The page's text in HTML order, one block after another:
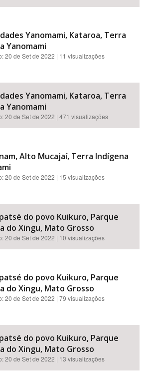
Yanomami, Kataroa, Terra
Yanomami
20 de Set de 2022 | 11 visualizações
Yanomami, Kataroa, Terra
Yanomami
20 de Set de 2022 | 471 visualizações
Alto Mucajaí, Terra Indígena
20 de Set de 2022 | 15 visualizações
do povo Kuikuro, Parque
do Xingu, Mato Grosso
20 de Set de 2022 | 10 visualizações
do povo Kuikuro, Parque
do Xingu, Mato Grosso
20 de Set de 2022 | 79 visualizações
do povo Kuikuro, Parque
do Xingu, Mato Grosso
20 de Set de 2022 | 13 visualizações